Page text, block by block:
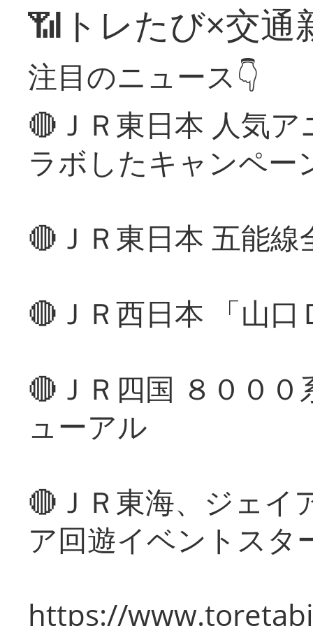
📶トレたび×交通
注目のニュース👇
🔴ＪＲ東日本 人気
ラボしたキャンペー
🔴ＪＲ東日本 五能
🔴ＪＲ西日本 「山
🔴ＪＲ四国 ８００
ューアル
🔴ＪＲ東海、ジェイ
ア回遊イベントスタ
https://